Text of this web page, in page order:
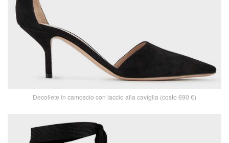
Decollete in camoscio con laccio alla caviglia (costo 690 €)